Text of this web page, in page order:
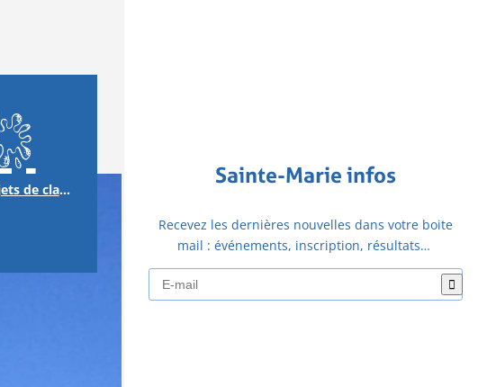
Projets de classes & échanges Sainte-Marie infos
Recevez les dernières nouvelles dans votre boite
mail : événements, inscription, résultats…
